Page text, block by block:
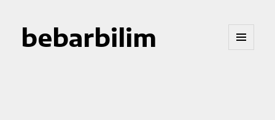
bebarbilim